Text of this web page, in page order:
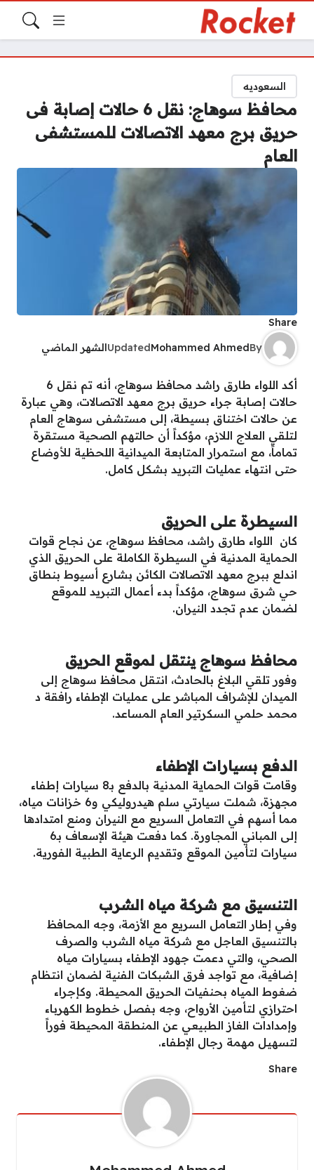
السعوديه
محافظ سوهاج: نقل 6 حالات إصابة فى
حريق برج معهد الاتصالات للمستشفى
العام
Share
By
Mohammed Ahmed
Updatedالشهر الماضي
أكد اللواء طارق راشد محافظ سوهاج، أنه تم نقل 6
حالات إصابة جراء حريق برج معهد الاتصالات، وهي عبارة
عن حالات اختناق بسيطة، إلى مستشفى سوهاج العام
لتلقي العلاج اللازم، مؤكداً أن حالتهم الصحية مستقرة
تماماً، مع استمرار المتابعة الميدانية اللحظية للأوضاع
حتى انتهاء عمليات التبريد بشكل كامل.
السيطرة على الحريق
كان اللواء طارق راشد، محافظ سوهاج، عن نجاح قوات
الحماية المدنية في السيطرة الكاملة على الحريق الذي
اندلع ببرج معهد الاتصالات الكائن بشارع أسيوط بنطاق
حي شرق سوهاج، مؤكداً بدء أعمال التبريد للموقع
لضمان عدم تجدد النيران.
محافظ سوهاج ينتقل لموقع الحريق
وفور تلقي البلاغ بالحادث، انتقل محافظ سوهاج إلى
الميدان للإشراف المباشر على عمليات الإطفاء رافقة د
محمد حلمي السكرتير العام المساعد.
الدفع بسيارات الإطفاء
وقامت قوات الحماية المدنية بالدفع بـ8 سيارات إطفاء
مجهزة، شملت سيارتي سلم هيدروليكي و6 خزانات مياه،
مما أسهم في التعامل السريع مع النيران ومنع امتدادها
إلى المباني المجاورة. كما دفعت هيئة الإسعاف بـ6
سيارات لتأمين الموقع وتقديم الرعاية الطبية الفورية.
التنسيق مع شركة مياه الشرب
وفي إطار التعامل السريع مع الأزمة، وجه المحافظ
بالتنسيق العاجل مع شركة مياه الشرب والصرف
الصحي، والتي دعمت جهود الإطفاء بسيارات مياه
إضافية، مع تواجد فرق الشبكات الفنية لضمان انتظام
ضغوط المياه بحنفيات الحريق المحيطة. وكإجراء
احترازي لتأمين الأرواح، وجه بفصل خطوط الكهرباء
وإمدادات الغاز الطبيعي عن المنطقة المحيطة فوراً
لتسهيل مهمة رجال الإطفاء.
Share